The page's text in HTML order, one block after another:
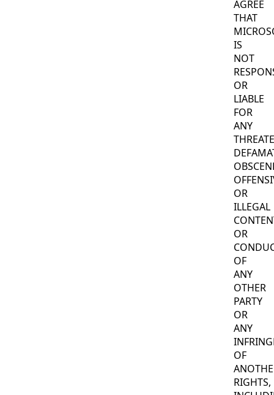
AGREE
THAT
IS
NOT
OR
LIABLE
FOR
ANY
OR
ILLEGAL
OR
OF
ANY
OTHER
PARTY
OR
ANY
OF
RIGHTS,